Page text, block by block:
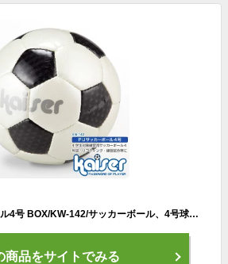
kaiser PUサッカーボール4号 BOX/KW-142/サッカーボール、4号球、激安
商品をサイトでみる